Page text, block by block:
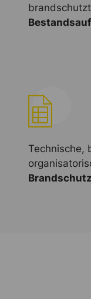
Technische,